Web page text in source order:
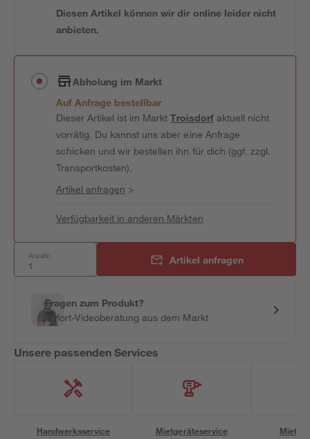
Diesen Artikel können wir dir online leider nicht
anbieten.
Abholung im Markt
Auf Anfrage bestellbar
Dieser Artikel ist im MarktTroisdorfaktuell nicht
vorrätig. Du kannst uns aber eine Anfrage
schicken und wir bestellen ihn für dich (ggf. zzgl.
Transportkosten).
Artikel anfragen >
Verfügbarkeit in anderen Märkten
Anzahl: Artikel anfragen
Fragen zum Produkt?
Sofort-Videoberatung aus dem Markt
Unsere passenden Services
Handwerksservice Mietgeräteservice